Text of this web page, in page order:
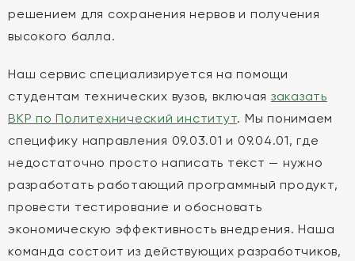
решением для сохранения нервов и получения
высокого балла.
Наш сервис специализируется на помощи
студентам технических вузов, включая заказать
ВКР по Политехнический институт. Мы понимаем
специфику направления 09.03.01 и 09.04.01, где
недостаточно просто написать текст — нужно
разработать работающий программный продукт,
провести тестирование и обосновать
экономическую эффективность внедрения. Наша
команда состоит из действующих разработчиков,